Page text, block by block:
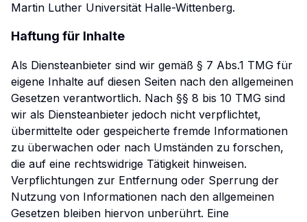
Martin Luther Universität Halle-Wittenberg.
Haftung für Inhalte
Als Diensteanbieter sind wir gemäß § 7 Abs.1 TMG für
eigene Inhalte auf diesen Seiten nach den allgemeinen
Gesetzen verantwortlich. Nach §§ 8 bis 10 TMG sind
wir als Diensteanbieter jedoch nicht verpflichtet,
übermittelte oder gespeicherte fremde Informationen
zu überwachen oder nach Umständen zu forschen,
die auf eine rechtswidrige Tätigkeit hinweisen.
Verpflichtungen zur Entfernung oder Sperrung der
Nutzung von Informationen nach den allgemeinen
Gesetzen bleiben hiervon unberührt. Eine